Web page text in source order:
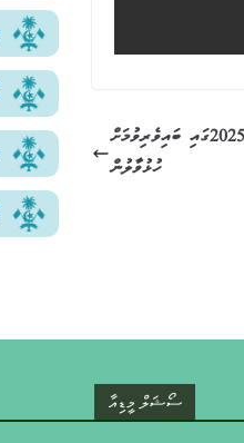
މ. އަތޮޅު ކައުންސިލްގެ ފުޓްސަލް މުބާރާތް 2025ގައި ބައިވެރިވުމަށް
ހުޅުވާލުން
ސޯޝަލް މީޑިއާ